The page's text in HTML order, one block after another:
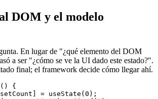
DOM y el modelo
En lugar de "¿qué elemento del DOM
a ser "¿cómo se ve la UI dado este estado?".
final; el framework decide cómo llegar ahí.
() {
= useState ( 0 );